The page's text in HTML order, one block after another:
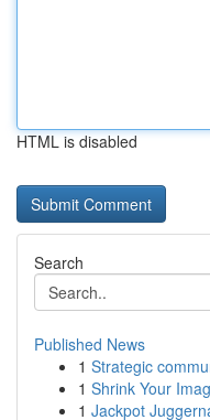
HTML is disabled
Search
Published News
1 Strategic
1 Shrink Your
1 Jackpot